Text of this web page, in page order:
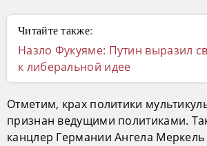
Читайте также:
Назло Фукуяме: Путин выразил
к либеральной идее
Отметим, крах политики
признан ведущими политиками.
канцлер Германии Ангела Меркель